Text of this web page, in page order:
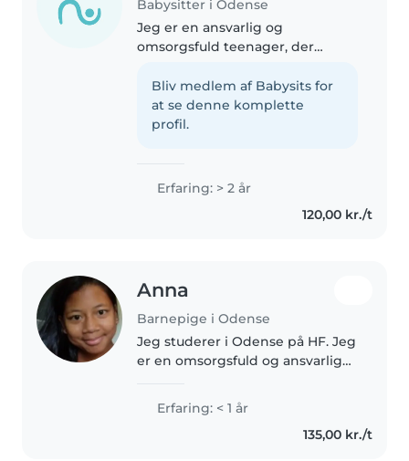
Babysitter i Odense
Jeg er en ansvarlig og
omsorgsfuld teenager, der
års erfaring med at passe børn i
alle aldre, fra børnehave til
teenager. Jeg er komfortabel
Bliv medlem af Babysits for
at se denne komplette
profil.
Erfaring: > 2 år
120,00 kr./t
Anna
Barnepige i Odense
Jeg studerer i Odense på HF. Jeg
er en omsorgsfuld og ansvarlig
sammen med børn. Jeg har
erfaring med at passe min
lillebror og mine yngre kusiner,
Erfaring: < 1 år
135,00 kr./t